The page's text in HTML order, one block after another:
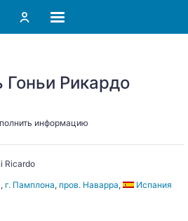
Гоньи Рикардо
информацию
Ricardo
г. Памплона, пров. Наварра,
Испания